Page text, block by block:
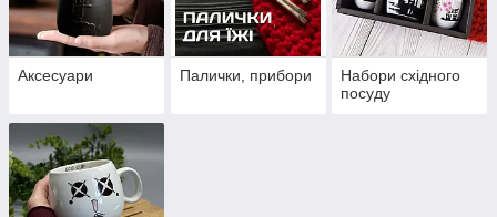
Аксесуари Палички, прибори
Набори східного
посуду